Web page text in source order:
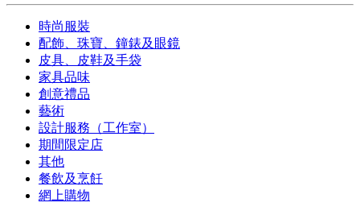
時尚服裝
配飾、珠寶、鐘錶及眼鏡
皮具、皮鞋及手袋
家具品味
創意禮品
藝術
設計服務（工作室）
期間限定店
其他
餐飲及烹飪
網上購物